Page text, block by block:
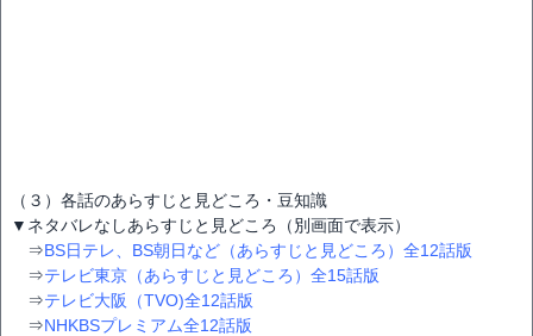
（３）各話のあらすじと見どころ・豆知識
▼ネタバレなしあらすじと見どころ（別画面で表示）
⇒BS日テレ、BS朝日など（あらすじと見どころ）全12話版
⇒テレビ東京（あらすじと見どころ）全15話版
⇒テレビ大阪（TVO)全12話版
⇒NHKBSプレミアム全12話版